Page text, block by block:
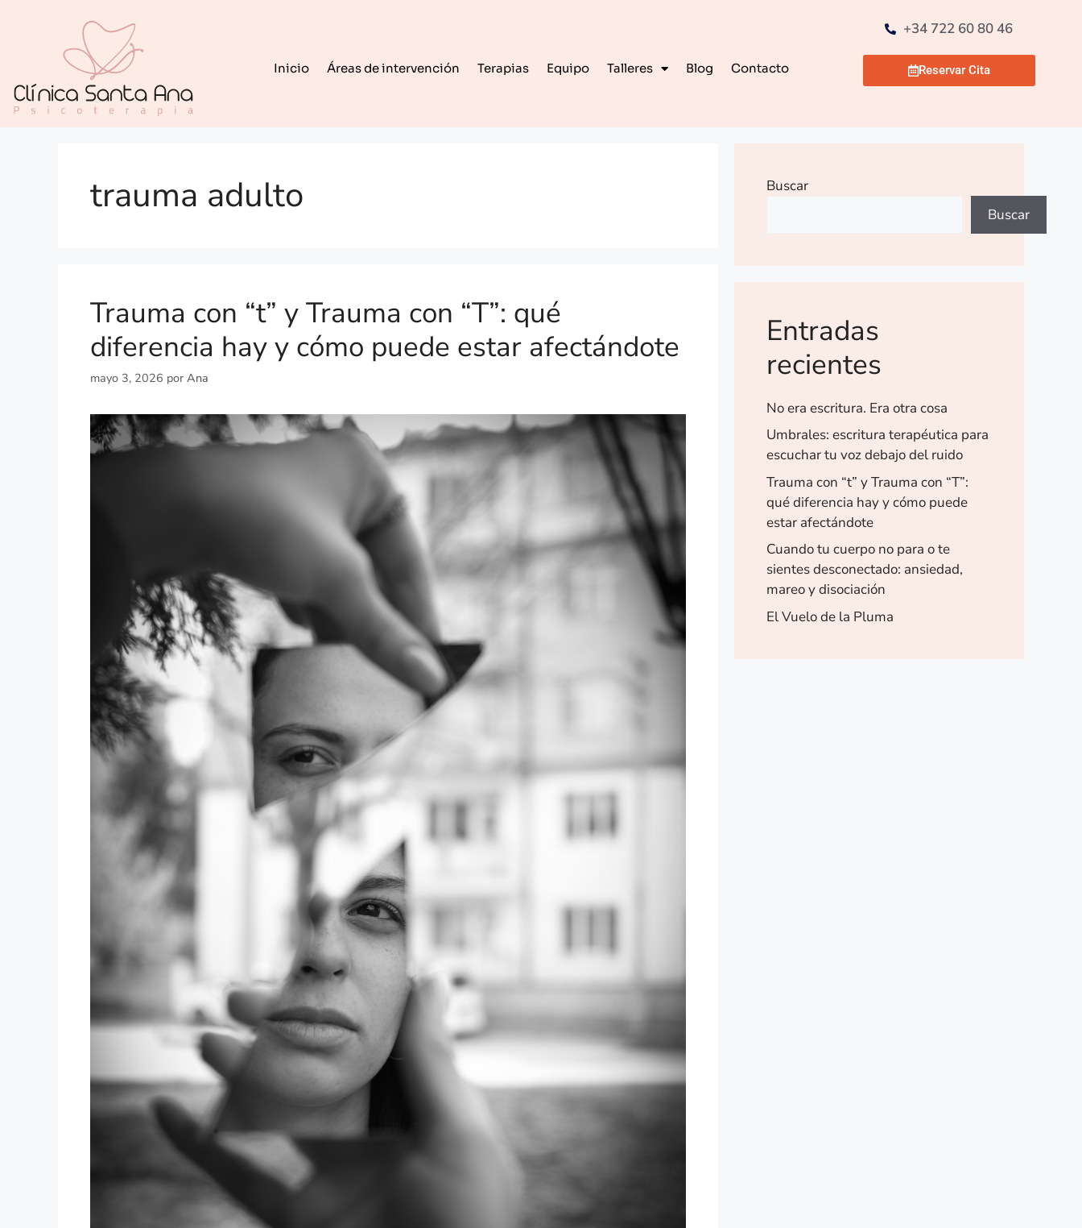
Inicio Áreas de intervención Terapias Equipo Talleres Blog Contacto
+34 722 60 80 46
Reservar Cita
trauma adulto
Trauma con “t” y Trauma con “T”: qué
diferencia hay y cómo puede estar afectándote
mayo 3, 2026 por Ana
Buscar
Buscar
Entradas
recientes
No era escritura. Era otra cosa
Umbrales: escritura terapéutica para
escuchar tu voz debajo del ruido
Trauma con “t” y Trauma con “T”:
qué diferencia hay y cómo puede
estar afectándote
Cuando tu cuerpo no para o te
sientes desconectado: ansiedad,
mareo y disociación
El Vuelo de la Pluma